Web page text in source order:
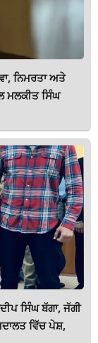
ਨਿਮਰਤਾ ਅਤੇ
ਮਲਕੀਤ ਸਿੰਘ
ਸਿੰਘ ਬੱਗਾ, ਜੱਗੀ
ਵਿੱਚ ਪੇਸ਼,